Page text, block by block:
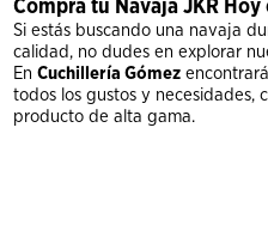
Compra tu Navaja JKR
Si estás buscando una navaja
calidad, no dudes en explorar
EnCuchillería Gómez
todos los gustos y necesidades,
producto de alta gama.